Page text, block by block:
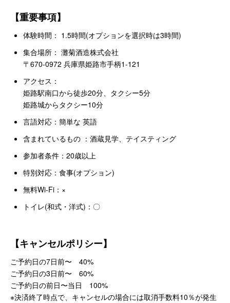
【重要事項】
体験時間： 1.5時間(オプションを選択時は3時間)
集合場所： 灘菊酒造株式会社
〒670-0972 兵庫県姫路市手柄1-121
アクセス：
姫路駅南口から徒歩20分、タクシー5分
姫路城からタクシー10分
言語対応：簡単な 英語
含まれているもの ：酒蔵見学、テイスティング
参加者条件：20歳以上
特別対応：食事(オプション)
無料Wi-Fi：×
トイレ(和式・洋式)：〇
【キャンセルポリシー】
ご予約日の7日前〜 40%
ご予約日の3日前〜 60%
ご予約日の前日〜当日 100%
※決済終了時点で、キャンセルの場合には取消手数料10％が発生